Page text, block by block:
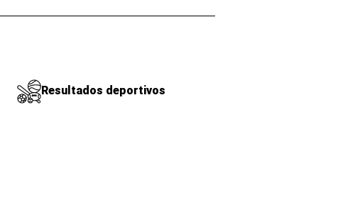
Resultados deportivos